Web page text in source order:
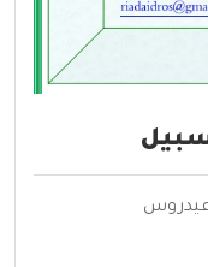
عيدروس